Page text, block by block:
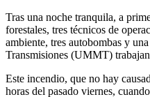
Tras una noche tranquila, a
forestales, tres técnicos de
ambiente, tres autobombas y
Transmisiones (UMMT)
Este incendio, que no hay
horas del pasado viernes,